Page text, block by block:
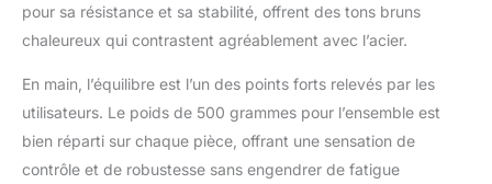
EXCEPTIONNELLE: Le
noyau VG10 confère à
60±2 HRC et un
tranchant exceptionnel.
L‘affûtage manuel entre
12 et 14 degrés par
côté optimise la netteté
pour sa résistance et sa stabilité, offrent des tons bruns
chaleureux qui contrastent agréablement avec l’acier.
En main, l’équilibre est l’un des points forts relevés par les
utilisateurs. Le poids de 500 grammes pour l’ensemble est
bien réparti sur chaque pièce, offrant une sensation de
contrôle et de robustesse sans engendrer de fatigue